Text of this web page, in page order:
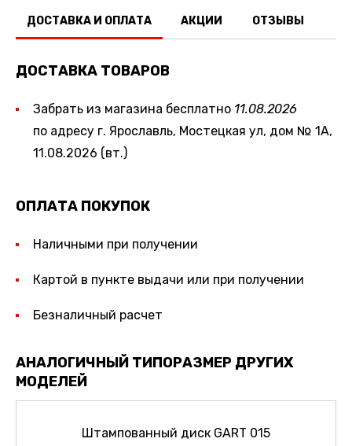
ДОСТАВКА И ОПЛАТА АКЦИИ ОТЗЫВЫ
ДОСТАВКА ТОВАРОВ
Забрать из магазина бесплатно 11.08.2026
по адресу г. Ярославль, Мостецкая ул, дом № 1А,
11.08.2026 (вт.)
ОПЛАТА ПОКУПОК
Наличными при получении
Картой в пункте выдачи или при получении
Безналичный расчет
АНАЛОГИЧНЫЙ ТИПОРАЗМЕР ДРУГИХ
МОДЕЛЕЙ
Штампованный диск GART 015